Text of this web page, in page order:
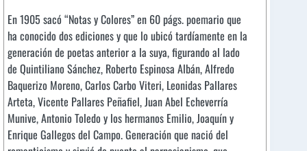
En 1905 sacó “Notas y Colores” en 60 págs. poemario que
ha conocido dos ediciones y que lo ubicó tardíamente en la
generación de poetas anterior a la suya, figurando al lado
de Quintiliano Sánchez, Roberto Espinosa Albán, Alfredo
Baquerizo Moreno, Carlos Carbo Viteri, Leonidas Pallares
Arteta, Vicente Pallares Peñafiel, Juan Abel Echeverría
Munive, Antonio Toledo y los hermanos Emilio, Joaquín y
Enrique Gallegos del Campo. Generación que nació del